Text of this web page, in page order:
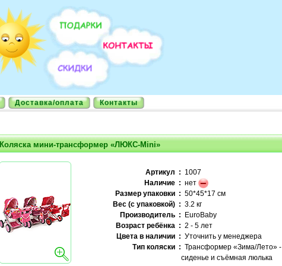
Доставка/оплата Контакты
Коляска мини-трансформер «ЛЮКС-Mini»
Артикул : 1007
Наличие : нет
Размер упаковки : 50*45*17 см
Вес (с упаковкой) : 3.2 кг
Производитель : EuroBaby
Возраст ребёнка : 2 - 5 лет
Цвета в наличии : Уточнить у менеджера
Тип коляски : Трансформер «Зима/Лето» -
сиденье и съёмная люлька